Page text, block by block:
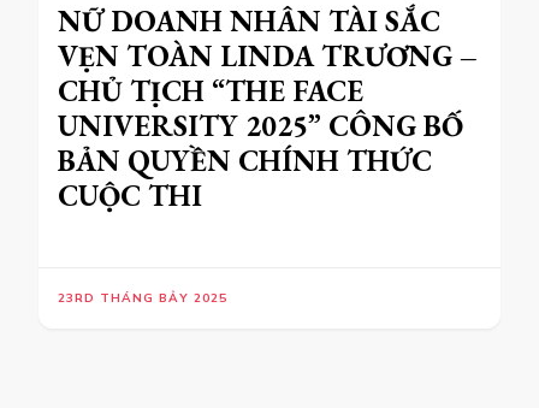
NỮ DOANH NHÂN TÀI SẮC
VẸN TOÀN LINDA TRƯƠNG –
CHỦ TỊCH “THE FACE
UNIVERSITY 2025” CÔNG BỐ
BẢN QUYỀN CHÍNH THỨC
CUỘC THI
23RD THÁNG BẢY 2025